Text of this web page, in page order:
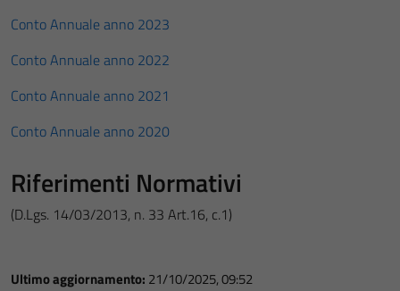
Conto Annuale anno 2023
Conto Annuale anno 2022
Conto Annuale anno 2021
Conto Annuale anno 2020
Riferimenti Normativi
(D.Lgs. 14/03/2013, n. 33 Art.16, c.1)
Ultimo aggiornamento: 21/10/2025, 09:52